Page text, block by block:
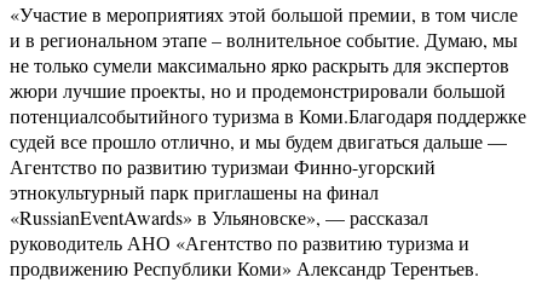
«Участие в мероприятиях этой большой премии, в том числе
и в региональном этапе – волнительное событие. Думаю, мы
не только сумели максимально ярко раскрыть для экспертов
жюри лучшие проекты, но и продемонстрировали большой
потенциалсобытийного туризма в Коми.Благодаря поддержке
судей все прошло отлично, и мы будем двигаться дальше —
Агентство по развитию туризмаи Финно-угорский
этнокультурный парк приглашены на финал
«RussianEventAwards» в Ульяновске», — рассказал
руководитель АНО «Агентство по развитию туризма и
продвижению Республики Коми» Александр Терентьев.